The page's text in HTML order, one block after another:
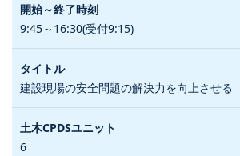
9:45～16:30(受付9:15)
建設現場の安全問題の解決力を向上させる
6